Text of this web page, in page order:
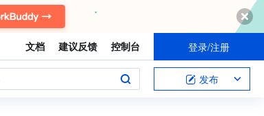
文档 建议反馈 控制台 登录/注册
发布